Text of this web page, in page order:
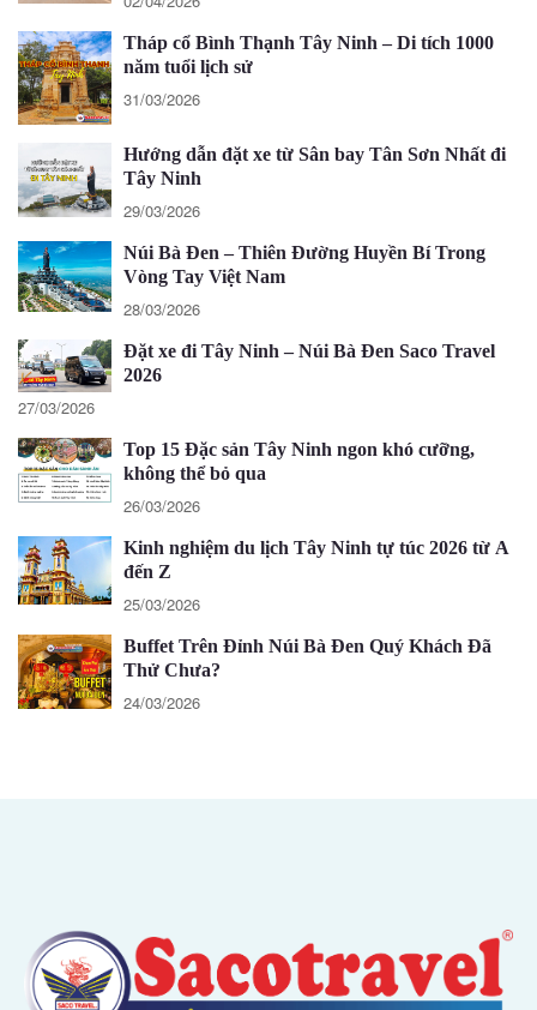
Tháp cổ Bình Thạnh Tây Ninh – Di tích 1000
năm tuổi lịch sử
31/03/2026
Hướng dẫn đặt xe từ Sân bay Tân Sơn Nhất đi
Tây Ninh
29/03/2026
Núi Bà Đen – Thiên Đường Huyền Bí Trong
Vòng Tay Việt Nam
28/03/2026
Đặt xe đi Tây Ninh – Núi Bà Đen Saco Travel
2026
27/03/2026
Top 15 Đặc sản Tây Ninh ngon khó cưỡng,
không thể bỏ qua
26/03/2026
Kinh nghiệm du lịch Tây Ninh tự túc 2026 từ A
đến Z
25/03/2026
Buffet Trên Đỉnh Núi Bà Đen Quý Khách Đã
Thử Chưa?
24/03/2026